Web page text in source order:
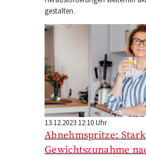
gestalten.
13.12.2023 12:10 Uhr
Abnehmspritze:
Gewichtszunahme